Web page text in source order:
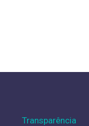
Transparência